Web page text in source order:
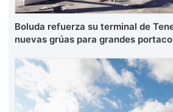
Boluda refuerza su terminal de
nuevas grúas para grandes